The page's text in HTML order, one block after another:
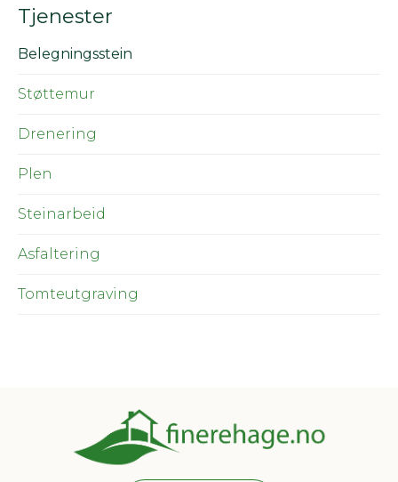
Tjenester
Belegningsstein
Støttemur
Drenering
Plen
Steinarbeid
Asfaltering
Tomteutgraving